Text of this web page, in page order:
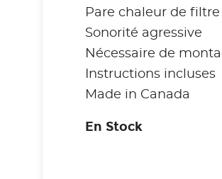
Pare chaleur de
Sonorité agressive
Nécessaire de
Instructions incluses
Made in Canada
En Stock